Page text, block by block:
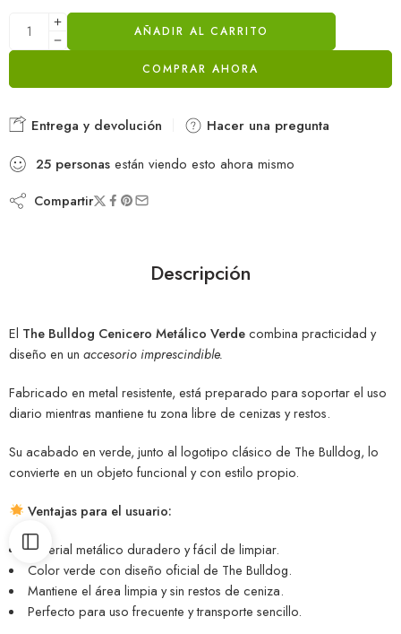
AÑADIR AL CARRITO
COMPRAR AHORA
Entrega y devolución
Hacer una pregunta
25 personas están viendo esto ahora mismo
Compartir
Descripción
El The Bulldog Cenicero Metálico Verdecombina practicidad y
diseño en un accesorio imprescindible.
Fabricado en metal resistente, está preparado para soportar el uso
diario mientras mantiene tu zona libre de cenizas y restos.
Su acabado en verde, junto al logotipo clásico de The Bulldog, lo
convierte en un objeto funcional y con estilo propio.
Ventajas para el usuario:
Material metálico duradero y fácil de limpiar.
Color verde con diseño oficial de The Bulldog.
Mantiene el área limpia y sin restos de ceniza.
Perfecto para uso frecuente y transporte sencillo.